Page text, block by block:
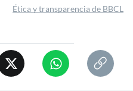
Ética y transparencia de BBCL